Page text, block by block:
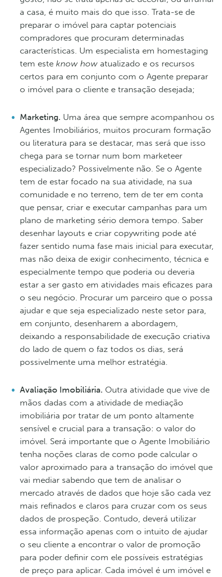
a casa, é muito mais do que isso. Trata-se de
preparar o imóvel para captar potenciais
compradores que procuram determinadas
características. Um especialista em homestaging
tem este know how atualizado e os recursos
certos para em conjunto com o Agente preparar
o imóvel para o cliente e transação desejada;
Marketing. Uma área que sempre acompanhou os
Agentes Imobiliários, muitos procuram formação
ou literatura para se destacar, mas será que isso
chega para se tornar num bom marketeer
especializado? Possivelmente não. Se o Agente
tem de estar focado na sua atividade, na sua
comunidade e no terreno, tem de ter em conta
que pensar, criar e executar campanhas para um
plano de marketing sério demora tempo. Saber
desenhar layouts e criar copywriting pode até
fazer sentido numa fase mais inicial para executar,
mas não deixa de exigir conhecimento, técnica e
especialmente tempo que poderia ou deveria
estar a ser gasto em atividades mais eficazes para
o seu negócio. Procurar um parceiro que o possa
ajudar e que seja especializado neste setor para,
em conjunto, desenharem a abordagem,
deixando a responsabilidade de execução criativa
do lado de quem o faz todos os dias, será
possivelmente uma melhor estratégia.
Avaliação Imobiliária. Outra atividade que vive de
mãos dadas com a atividade de mediação
imobiliária por tratar de um ponto altamente
sensível e crucial para a transação: o valor do
imóvel. Será importante que o Agente Imobiliário
tenha noções claras de como pode calcular o
valor aproximado para a transação do imóvel que
vai mediar sabendo que tem de analisar o
mercado através de dados que hoje são cada vez
mais refinados e claros para cruzar com os seus
dados de prospeção. Contudo, deverá utilizar
essa informação apenas com o intuito de ajudar
o seu cliente a encontrar o valor de promoção
para poder definir com ele possíveis estratégias
de preço para aplicar. Cada imóvel é um imóvel e